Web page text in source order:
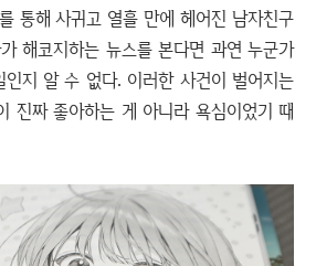
통해 사귀고 열흘 만에 헤어진 남자친구
해코지하는 뉴스를 본다면 과연 누군가
지 알 수 없다. 이러한 사건이 벌어지는
진짜 좋아하는 게 아니라 욕심이었기 때